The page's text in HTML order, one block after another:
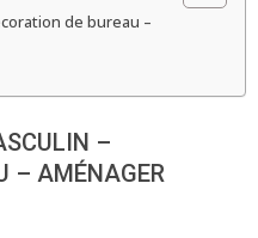
de bureau –
–
– AMÉNAGER